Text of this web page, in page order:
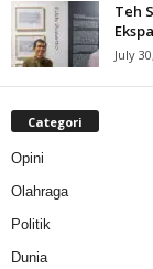
Teh
July
Categori
Opini
Olahraga
Politik
Dunia